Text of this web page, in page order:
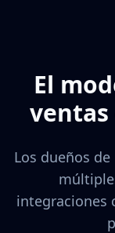
El
Los dueños
integraciones